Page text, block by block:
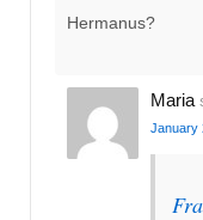
Hermanus?
Maria
January